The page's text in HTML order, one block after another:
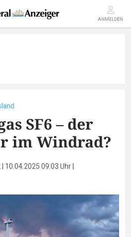
ANMELDEN
SF6 – der
im Windrad?
| 10.04.2025 09:03 Uhr|